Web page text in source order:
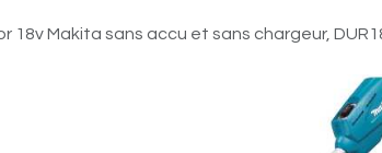
18v Makita sans accu et sans chargeur,